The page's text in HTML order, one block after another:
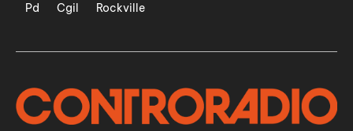
Pd
Cgil Rockville